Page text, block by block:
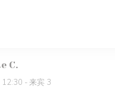
C
12:30 - 来宾 3